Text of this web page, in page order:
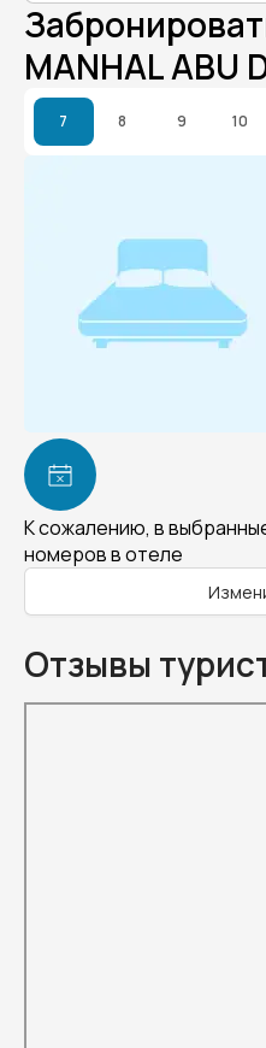
MANHAL ABU
7 8 9 10
К сожалению, в
номеров в отеле
Отзывы